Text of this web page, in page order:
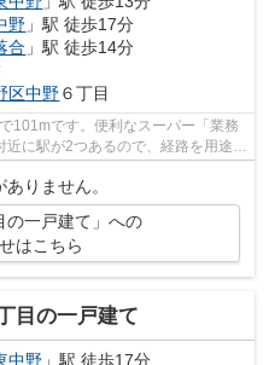
野 」駅 徒歩17分
合 」駅 徒歩14分
区中野６丁目
101mです。便利なスーパー「業務
に駅が2つあるので、経路を用途や
...
りません。
の一戸建て」への
はこちら
目の一戸建て
中野 」駅 徒歩17分